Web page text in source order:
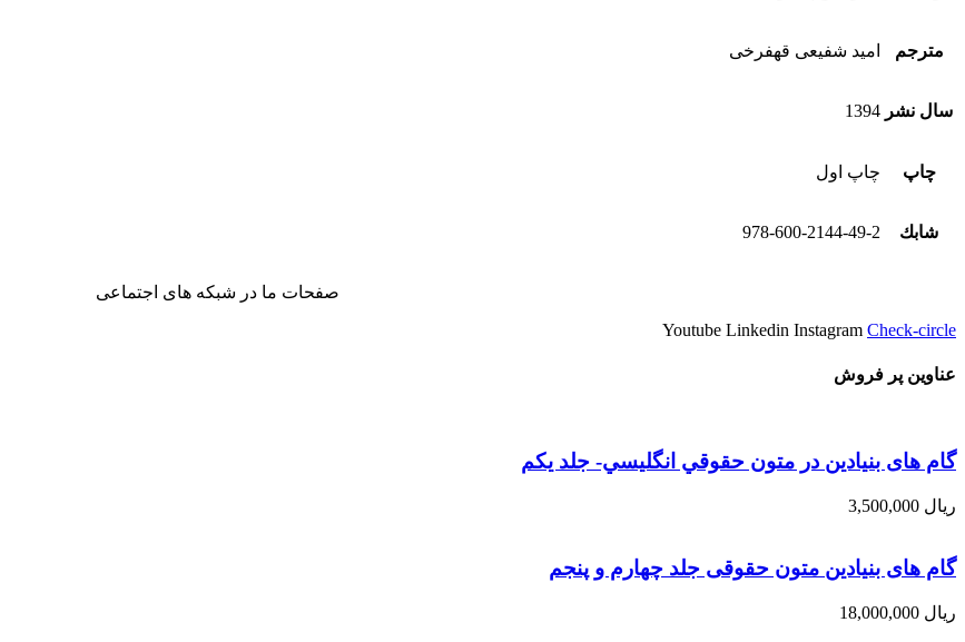
مترجم امید شفیعی قهفرخی
سال نشر 1394
چاپ چاپ اول
شابك 978-600-2144-49-2
صفحات ما در شبکه های اجتماعی
Youtube Linkedin Instagram Check-circle
عناوین پر فروش
گام های بنیادین در متون حقوقي انگليسي- جلد يكم
ریال
گام های بنیادین متون حقوقی جلد چهارم و پنجم
ریال